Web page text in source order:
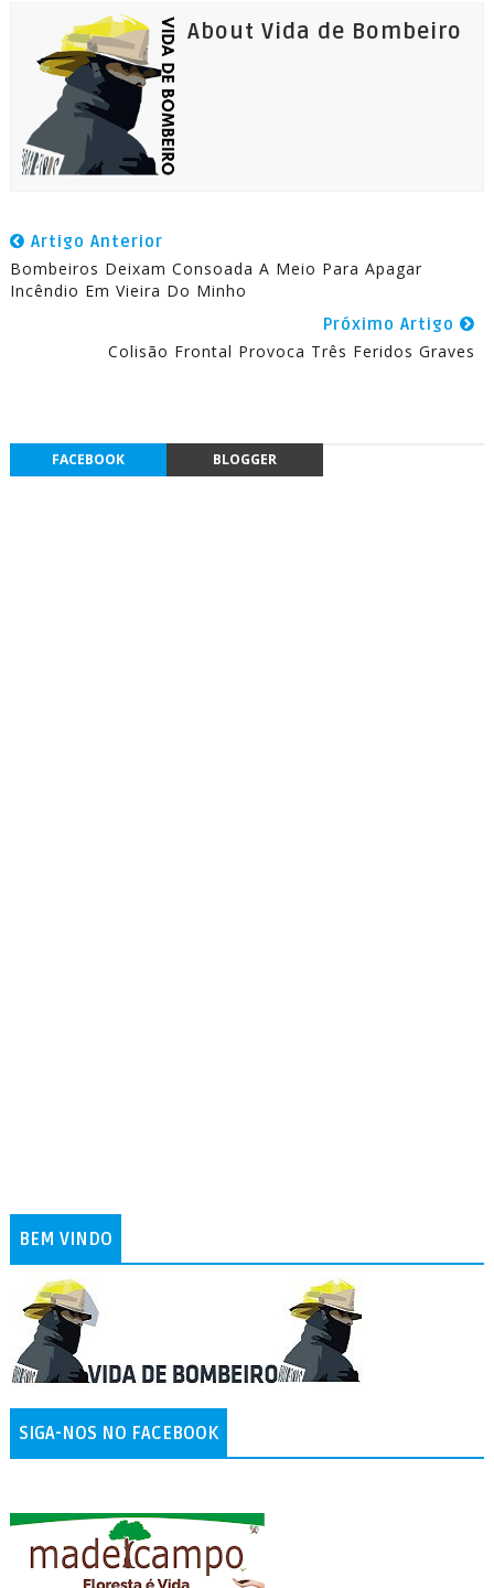
About Vida de Bombeiro
Artigo Anterior
Bombeiros Deixam Consoada A Meio Para Apagar
Incêndio Em Vieira Do Minho
Próximo Artigo
Colisão Frontal Provoca Três Feridos Graves
FACEBOOK BLOGGER
BEM VINDO
SIGA-NOS NO FACEBOOK